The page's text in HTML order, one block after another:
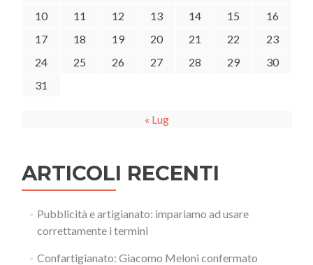
10
11 12 13 14 15
16
17
18 19 20 21 22
23
24
25 26 27 28 29
30
31
« Lug
ARTICOLI RECENTI
Pubblicità e artigianato: impariamo ad usare
correttamente i termini
Confartigianato: Giacomo Meloni confermato